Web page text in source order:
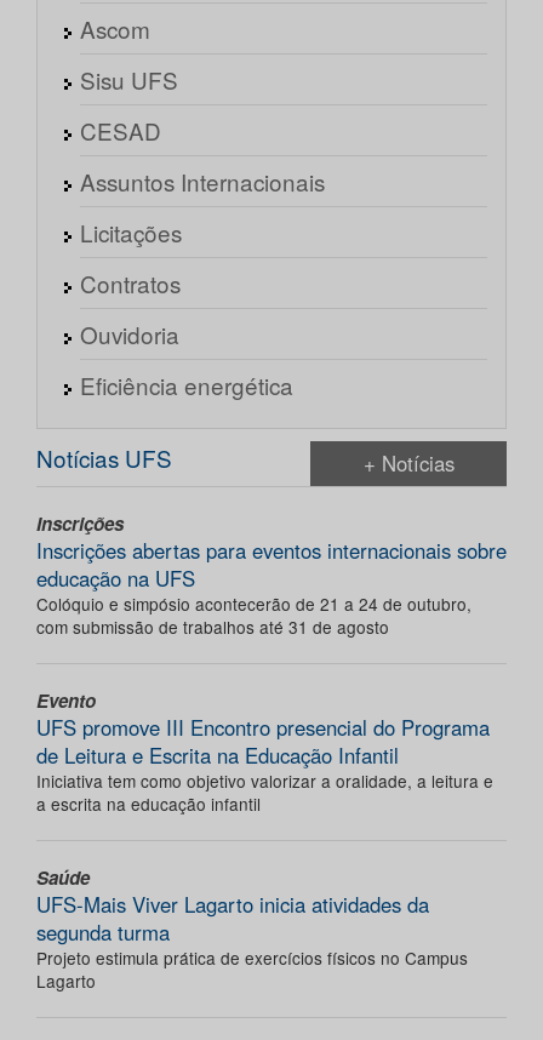
Ascom
Sisu UFS
CESAD
Assuntos Internacionais
Licitações
Contratos
Ouvidoria
Eficiência energética
Notícias UFS + Notícias
Inscrições
Inscrições abertas para eventos internacionais sobre
educação na UFS
Colóquio e simpósio acontecerão de 21 a 24 de outubro,
com submissão de trabalhos até 31 de agosto
Evento
UFS promove III Encontro presencial do Programa
de Leitura e Escrita na Educação Infantil
Iniciativa tem como objetivo valorizar a oralidade, a leitura e
a escrita na educação infantil
Saúde
UFS-Mais Viver Lagarto inicia atividades da
segunda turma
Projeto estimula prática de exercícios físicos no Campus
Lagarto